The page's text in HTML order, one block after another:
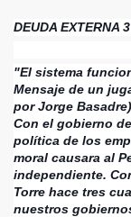
DEUDA EXTERNA
"El sistema
Mensaje de un
por Jorge
Con el gobierno
política de los
moral causara al
independiente.
Torre hace tres
nuestros